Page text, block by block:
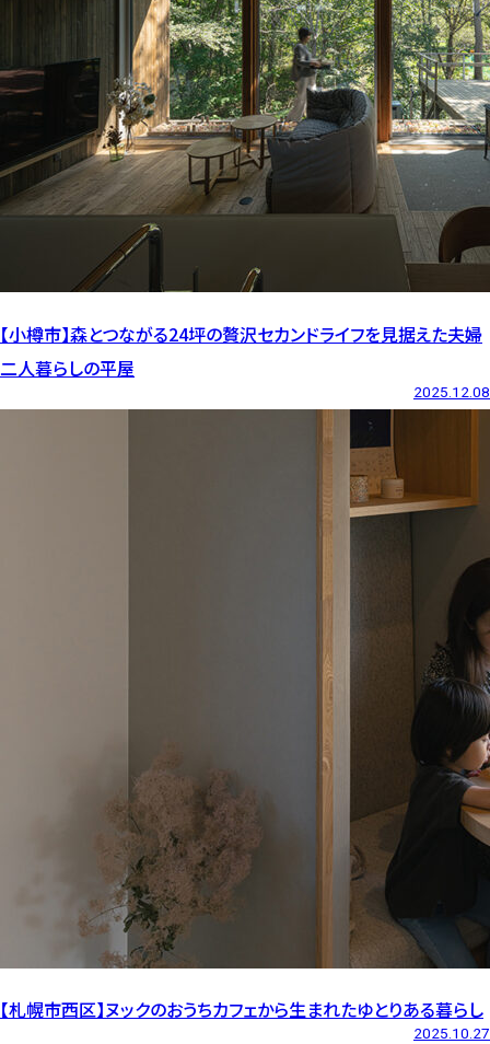
【小樽市】森とつながる24坪の贅沢セカンドライフを見据えた夫婦
二人暮らしの平屋
2025.12.08
【札幌市西区】ヌックのおうちカフェから生まれたゆとりある暮らし
2025.10.27